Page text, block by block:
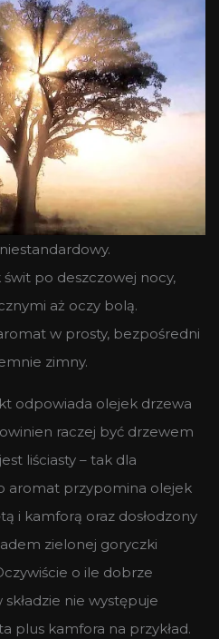
świt po deszczowej nocy,
aż oczy bolą.
w prosty, bezpośredni
zimny.
odpowiada olejek drzewa
raczej być drzewem
liściasty – tak dla
aromat przypomina olejek
i kamforą oraz dosłodzony
zielonej goryczki
o ile dobrze
nie występuje
plus kamfora na przykład.